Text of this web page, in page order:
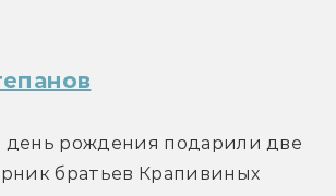
день рождения подарили две
братьев Крапивиных